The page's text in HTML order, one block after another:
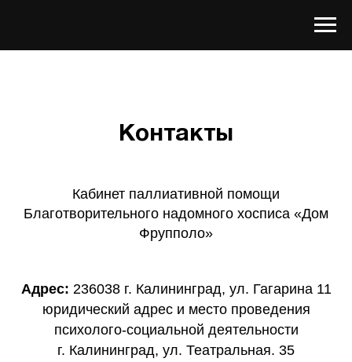
Контакты
Кабинет паллиативной помощи
Благотворительного надомного хосписа «Дом
Фрупполо»
Адрес: 236038 г. Калининград, ул. Гагарина 11
юридический адрес и место проведения
психолого-социальной деятельности
г. Калининград, ул. Театральная. 35